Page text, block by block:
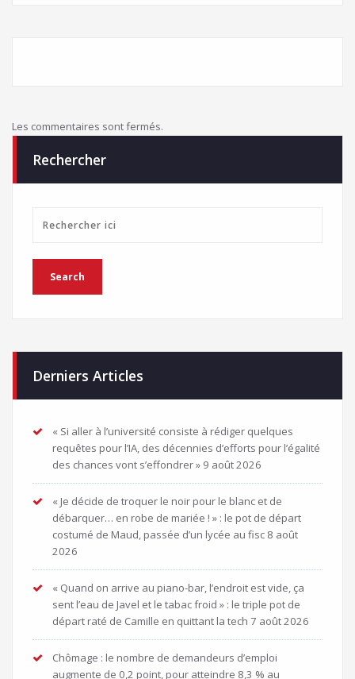
Les commentaires sont fermés.
Rechercher
Derniers Articles
« Si aller à l’université consiste à rédiger quelques
requêtes pour l’IA, des décennies d’efforts pour l’égalité
des chances vont s’effondrer » 9 août 2026
« Je décide de troquer le noir pour le blanc et de
débarquer… en robe de mariée ! » : le pot de départ
costumé de Maud, passée d’un lycée au fisc 8 août
2026
« Quand on arrive au piano-bar, l’endroit est vide, ça
sent l’eau de Javel et le tabac froid » : le triple pot de
départ raté de Camille en quittant la tech 7 août 2026
Chômage : le nombre de demandeurs d’emploi
augmente de 0,2 point, pour atteindre 8,3 % au